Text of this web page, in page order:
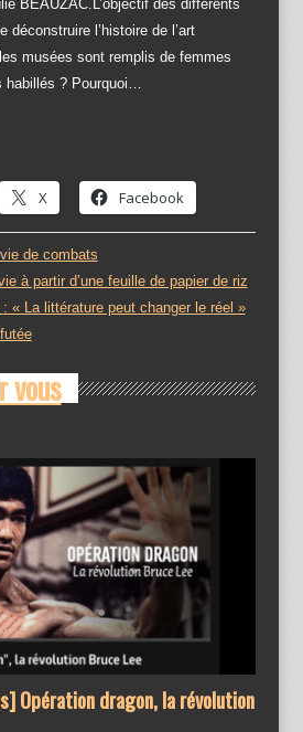
BEAUZAC.L’objectif des différents
l’histoire de l’art
musées sont remplis de femmes
habillés ? Pourquoi…
X Facebook
de combats
à partir d’une feuille de papier de riz
« La littérature peut changer le réel »
vous
Opération dragon, la révolution